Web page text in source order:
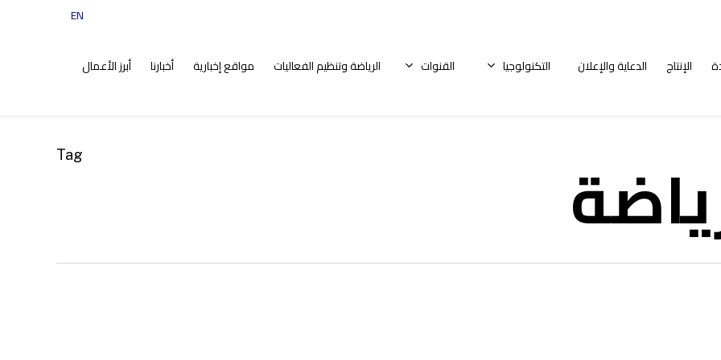
EN
الإنتاج الدعاية والإعلان التكنولوجيا القنوات الرياضة وتنظيم الفعاليات مواقع إخبارية أخبارنا أبرز الأعمال
Tag